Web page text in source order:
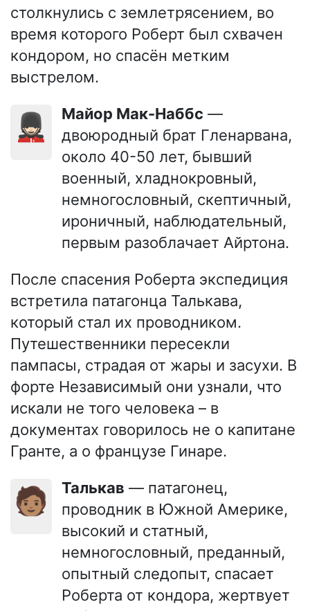
столкнулись с землетрясением, во
время которого Роберт был схвачен
кондором, но спасён метким
выстрелом.
💂🏻 Майор Мак-Наббс —
двоюродный брат Гленарвана,
около 40-50 лет, бывший
военный, хладнокровный,
немногословный, скептичный,
ироничный, наблюдательный,
первым разоблачает Айртона.
После спасения Роберта экспедиция
встретила патагонца Талькава,
который стал их проводником.
Путешественники пересекли
пампасы, страдая от жары и засухи. В
форте Независимый они узнали, что
искали не того человека – в
документах говорилось не о капитане
Гранте, а о французе Гинаре.
🧑🏽 Талькав — патагонец,
проводник в Южной Америке,
высокий и статный,
немногословный, преданный,
опытный следопыт, спасает
Роберта от кондора, жертвует